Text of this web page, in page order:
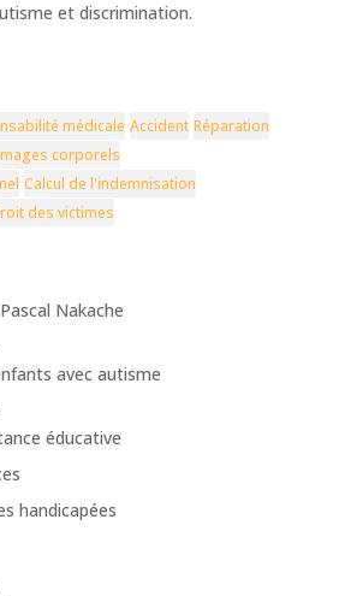
et discrimination.
médicale Accident Réparation
corporels
Calcul de l'indemnisation
des victimes
Nakache
avec autisme
éducative
handicapées